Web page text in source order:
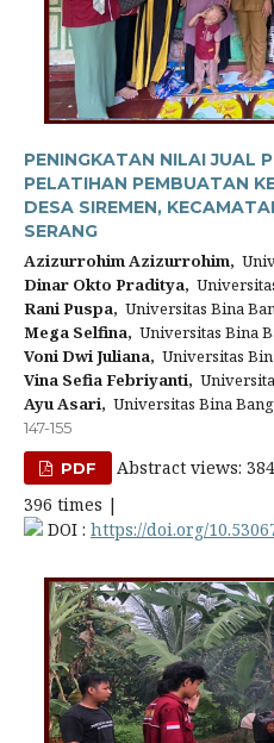
PENINGKATAN NILAI JUAL
PELATIHAN PEMBUATAN
DESA SIREMEN,
SERANG
Azizurrohim Azizurrohim,
Dinar Okto Praditya,
Rani Puspa, Universitas Bina
Mega Selfina, Universitas Bina
Voni Dwi Juliana, Universitas
Vina Sefia Febriyanti,
Ayu Asari, Universitas Bina
147-155
PDF
Abstract views:
396 times |
DOI : https://doi.org/